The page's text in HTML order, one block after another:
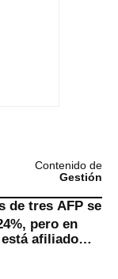
Contenido de
Gestión
de tres AFP se
pero en
afiliado